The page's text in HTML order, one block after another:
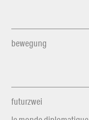
bewegung
futurzwei